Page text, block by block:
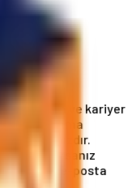
eğitim ve kariyer
konaklama
alanımızdır.
istiyorsanız
veya e-posta